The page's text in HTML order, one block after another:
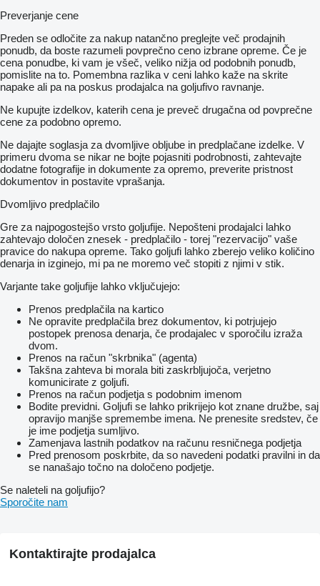
Preverjanje cene
Preden se odločite za nakup natančno preglejte več prodajnih
ponudb, da boste razumeli povprečno ceno izbrane opreme. Če je
cena ponudbe, ki vam je všeč, veliko nižja od podobnih ponudb,
pomislite na to. Pomembna razlika v ceni lahko kaže na skrite
napake ali pa na poskus prodajalca na goljufivo ravnanje.
Ne kupujte izdelkov, katerih cena je preveč drugačna od povprečne
cene za podobno opremo.
Ne dajajte soglasja za dvomljive obljube in predplačane izdelke. V
primeru dvoma se nikar ne bojte pojasniti podrobnosti, zahtevajte
dodatne fotografije in dokumente za opremo, preverite pristnost
dokumentov in postavite vprašanja.
Dvomljivo predplačilo
Gre za najpogostejšo vrsto goljufije. Nepošteni prodajalci lahko
zahtevajo določen znesek - predplačilo - torej "rezervacijo" vaše
pravice do nakupa opreme. Tako goljufi lahko zberejo veliko količino
denarja in izginejo, mi pa ne moremo več stopiti z njimi v stik.
Varjante take goljufije lahko vključujejo:
Prenos predplačila na kartico
Ne opravite predplačila brez dokumentov, ki potrjujejo
postopek prenosa denarja, če prodajalec v sporočilu izraža
dvom.
Prenos na račun "skrbnika" (agenta)
Takšna zahteva bi morala biti zaskrbljujoča, verjetno
komunicirate z goljufi.
Prenos na račun podjetja s podobnim imenom
Bodite previdni. Goljufi se lahko prikrijejo kot znane družbe, saj
opravijo manjše spremembe imena. Ne prenesite sredstev, če
je ime podjetja sumljivo.
Zamenjava lastnih podatkov na računu resničnega podjetja
Pred prenosom poskrbite, da so navedeni podatki pravilni in da
se nanašajo točno na določeno podjetje.
Se naleteli na goljufijo?
Sporočite nam
Kontaktirajte prodajalca